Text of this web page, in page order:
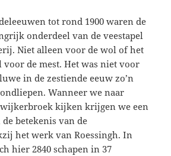
tot rond 1900 waren de
onderdeel van de veestapel
Niet alleen voor de wol of het
voor de mest. Het was niet voor
in de zestiende eeuw zo’n
Wanneer we naar
kijken krijgen we een
betekenis van de
het werk van Roessingh. In
hier 2840 schapen in 37